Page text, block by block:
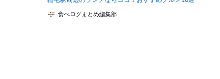
食べログまとめ編集部